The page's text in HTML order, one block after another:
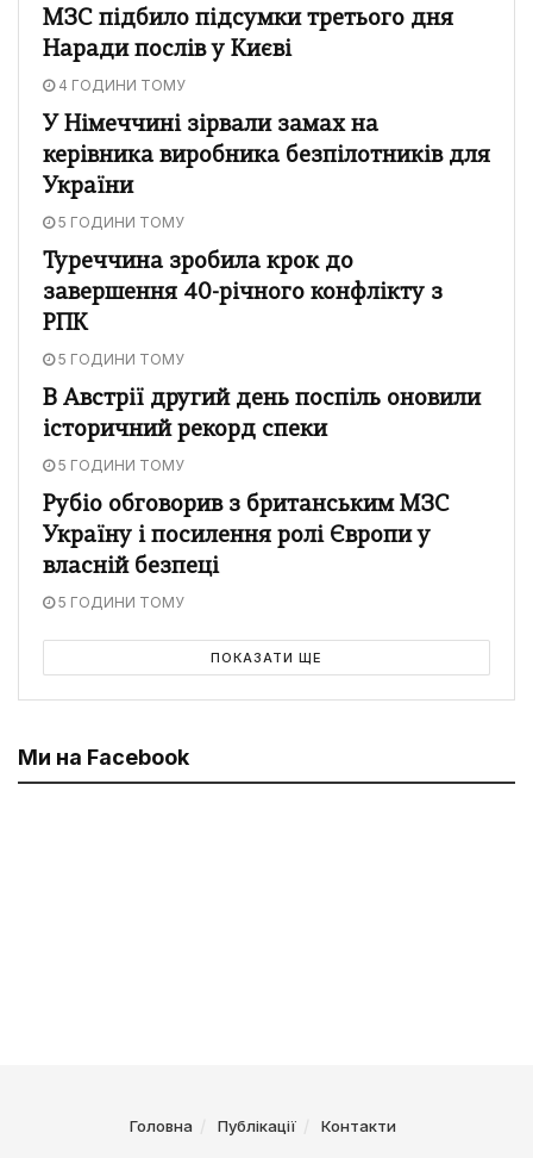
МЗС підбило підсумки третього дня
Наради послів у Києві
4 ГОДИНИ ТОМУ
У Німеччині зірвали замах на
керівника виробника безпілотників для
України
5 ГОДИНИ ТОМУ
Туреччина зробила крок до
завершення 40-річного конфлікту з
РПК
5 ГОДИНИ ТОМУ
В Австрії другий день поспіль оновили
історичний рекорд спеки
5 ГОДИНИ ТОМУ
Рубіо обговорив з британським МЗС
Україну і посилення ролі Європи у
власній безпеці
5 ГОДИНИ ТОМУ
ПОКАЗАТИ ЩЕ
Ми на Facebook
Головна Публікації Контакти